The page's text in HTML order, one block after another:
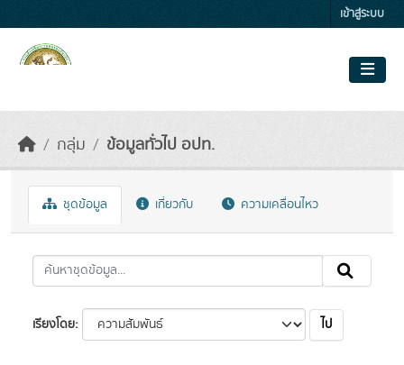
เข้าสู่ระบบ
กลุ่ม ข้อมูลทั่วไป อปท.
ชุดข้อมูล เกี่ยวกับ ความเคลื่อนไหว
เรียงโดย ไป